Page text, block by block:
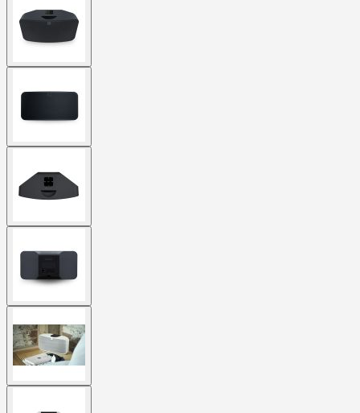
image
image
image
image
larger
image